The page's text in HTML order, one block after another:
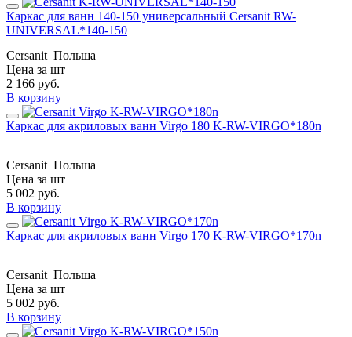
Каркас для ванн 140-150 универсальный Cersanit RW-
UNIVERSAL*140-150
Cersanit Польша
Цена за шт
2 166 руб.
В корзину
Каркас для акриловых ванн Virgo 180 K-RW-VIRGO*180n
Cersanit Польша
Цена за шт
5 002 руб.
В корзину
Каркас для акриловых ванн Virgo 170 K-RW-VIRGO*170n
Cersanit Польша
Цена за шт
5 002 руб.
В корзину